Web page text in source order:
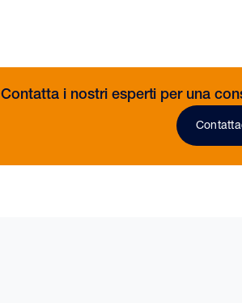
Contatta i nostri esperti per una